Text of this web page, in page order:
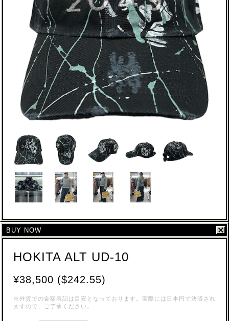
BUY NOW
HOKITA ALT UD-10
¥38,500 ($242.55)
※外貨での金額表記は目安となっております。実際には日本円で決済され
ますので、ご了承ください。